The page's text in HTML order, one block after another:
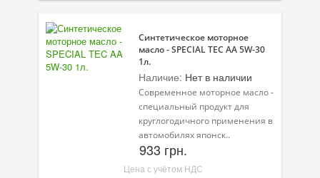
Синтетическое моторное
масло - SPECIAL TEC AA 5W-30
1л.
Наличие: Нет в наличии
Современное моторное масло -
специальный продукт для
круглогодичного применения в
автомобилях японск..
933 грн.
Цена с учётом НДС